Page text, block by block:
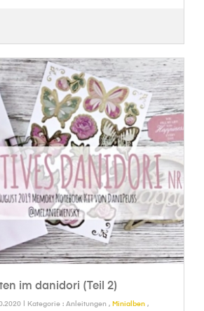
im danidori (Teil 2)
| Kategorie : Anleitungen , Minialben ,